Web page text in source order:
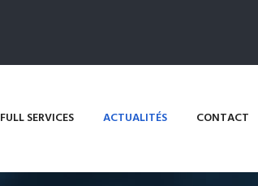
FULL SERVICES ACTUALITÉS CONTACT